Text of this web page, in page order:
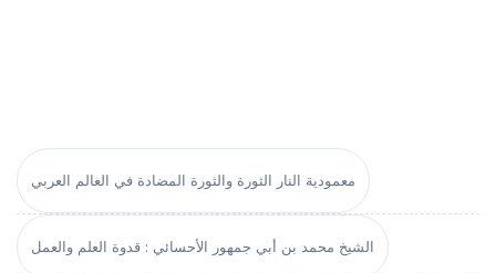
معمودية النار الثورة والثورة المضادة في العالم العربي
الشيخ محمد بن أبي جمهور الأحسائي : قدوة العلم والعمل